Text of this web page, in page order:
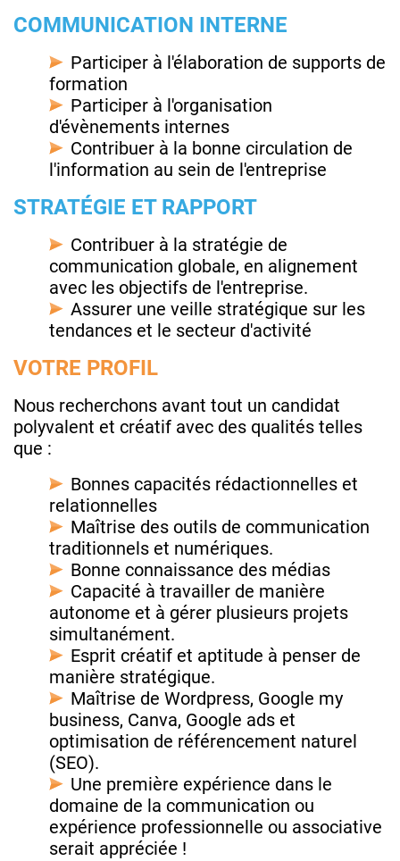
COMMUNICATION INTERNE
Participer à l'élaboration de supports de
formation
Participer à l'organisation
d'évènements internes
Contribuer à la bonne circulation de
l'information au sein de l'entreprise
STRATÉGIE ET RAPPORT
Contribuer à la stratégie de
communication globale, en alignement
avec les objectifs de l'entreprise.
Assurer une veille stratégique sur les
tendances et le secteur d'activité
VOTRE PROFIL
Nous recherchons avant tout un candidat
polyvalent et créatif avec des qualités telles
que :
Bonnes capacités rédactionnelles et
relationnelles
Maîtrise des outils de communication
traditionnels et numériques.
Bonne connaissance des médias
Capacité à travailler de manière
autonome et à gérer plusieurs projets
simultanément.
Esprit créatif et aptitude à penser de
manière stratégique.
Maîtrise de Wordpress, Google my
business, Canva, Google ads et
optimisation de référencement naturel
(SEO).
Une première expérience dans le
domaine de la communication ou
expérience professionnelle ou associative
serait appréciée !